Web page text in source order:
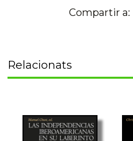
Compartir a:
Relacionats